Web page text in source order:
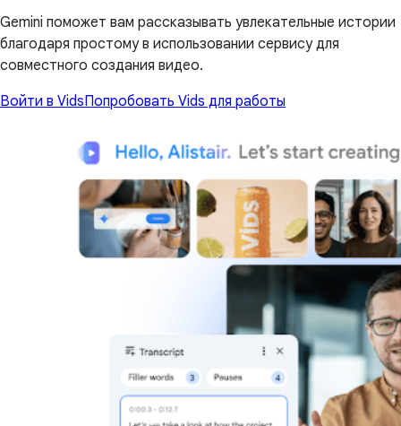
Gemini поможет вам рассказывать увлекательные истории
благодаря простому в использовании сервису для
совместного создания видео.
Войти в VidsПопробовать Vids для работы